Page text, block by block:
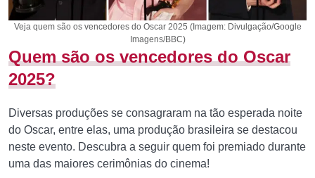
Veja quem são os vencedores do Oscar 2025 (Imagem: Divulgação/Google
Imagens/BBC)
Quem são os vencedores do Oscar
2025?
Diversas produções se consagraram na tão esperada noite
do Oscar, entre elas, uma produção brasileira se destacou
neste evento. Descubra a seguir quem foi premiado durante
uma das maiores cerimônias do cinema!